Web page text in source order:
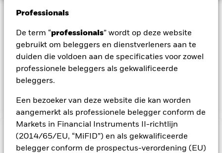
Professionals
De term “professionals” wordt op deze website
gebruikt om beleggers en dienstverleners aan te
duiden die voldoen aan de specificaties voor zowel
professionele beleggers als gekwalificeerde
beleggers.
Een bezoeker van deze website die kan worden
aangemerkt als professionele belegger conform de
Markets in Financial Instruments II-richtlijn
(2014/65/EU, “MiFID”) en als gekwalificeerde
belegger conform de prospectus-verordening (EU)
Beleggingsdoel
Het Fonds streeft naar een maximaal rendement op uw
opbrengsten uit de activa van het Fonds. Het Fonds belegt
ten minste 70% van zijn totale activa in aandelen van
bedrijven die voornamelijk economisch actief zijn in
goudwinning. Het Fonds heeft geen fysiek goud of metaal in
BELANGRIJKE GEGEVENS: Kapitaalrisico.De waarde en
het rendement van beleggingen kunnen dalen en stijgen, en